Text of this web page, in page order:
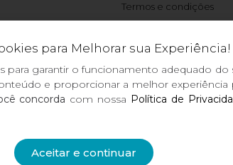
Termos e condições
para Melhorar sua Experiência!
para garantir o funcionamento adequado do
e proporcionar a melhor experiência
concorda com nossa Política de
Aceitar e continuar